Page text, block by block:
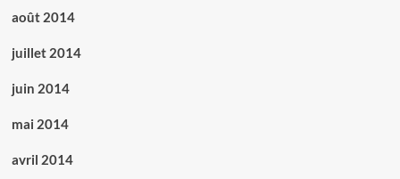
août 2014
juillet 2014
juin 2014
mai 2014
avril 2014